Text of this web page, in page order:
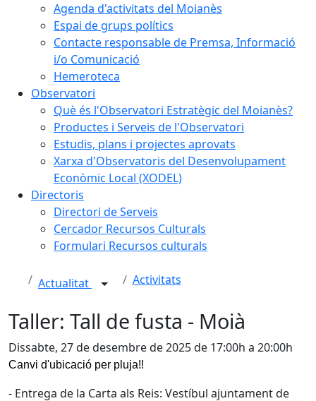
Agenda d'activitats del Moianès
Espai de grups polítics
Contacte responsable de Premsa, Informació
i/o Comunicació
Hemeroteca
Observatori
Què és l'Observatori Estratègic del Moianès?
Productes i Serveis de l'Observatori
Estudis, plans i projectes aprovats
Xarxa d'Observatoris del Desenvolupament
Econòmic Local (XODEL)
Directoris
Directori de Serveis
Cercador Recursos Culturals
Formulari Recursos culturals
Actualitat Activitats
Taller: Tall de fusta - Moià
Dissabte, 27 de desembre de 2025 de 17:00h a 20:00h
Canvi d'ubicació per pluja!!
- Entrega de la Carta als Reis: Vestíbul ajuntament de